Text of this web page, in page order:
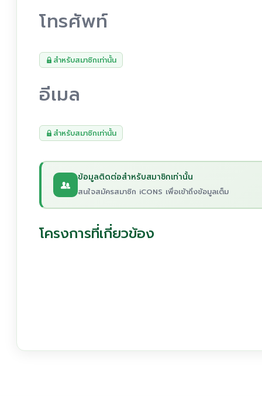
โทรศัพท์
สำหรับสมาชิกเท่านั้น
อีเมล
สำหรับสมาชิกเท่านั้น
ข้อมูลติดต่อสำหรับสมาชิกเท่านั้น
สนใจสมัครสมาชิก iCONS เพื่อเข้าถึงข้อมูลเต็ม
โครงการที่เกี่ยวข้อง